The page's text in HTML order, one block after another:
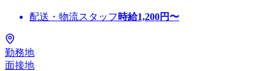
配送・物流スタッフ 時給1,200円〜
勤務地
面接地